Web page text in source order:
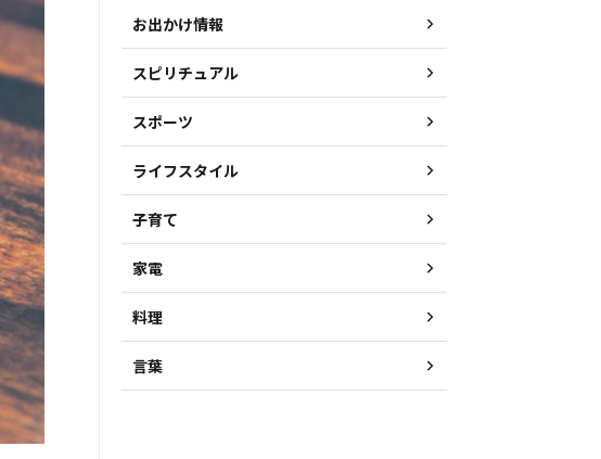
お出かけ情報
スピリチュアル
スポーツ
ライフスタイル
子育て
家電
料理
言葉